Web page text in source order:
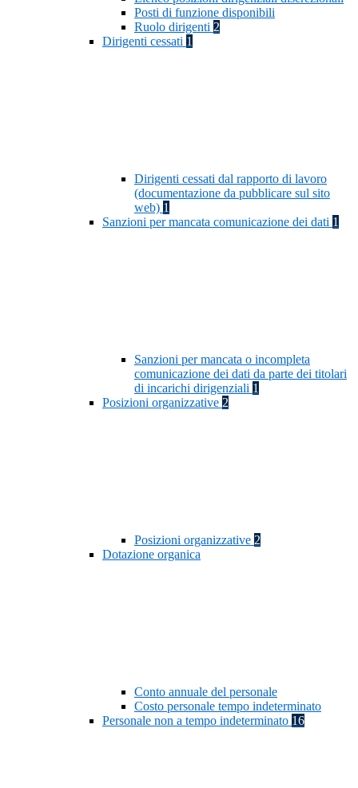
Posti di funzione disponibili
Ruolo dirigenti 2
Dirigenti cessati 1
Dirigenti cessati dal rapporto di lavoro
(documentazione da pubblicare sul sito
web) 1
Sanzioni per mancata comunicazione dei dati 1
Sanzioni per mancata o incompleta
comunicazione dei dati da parte dei titolari
di incarichi dirigenziali 1
Posizioni organizzative 2
Posizioni organizzative 2
Dotazione organica
Conto annuale del personale
Costo personale tempo indeterminato
Personale non a tempo indeterminato 16